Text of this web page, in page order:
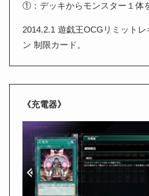
①：デッキからモンスター１体
2014.2.1 遊戯王OCGリミットレ
ン 制限カード。
《充電器》